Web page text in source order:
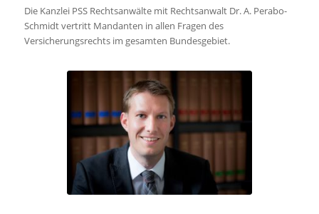
Die Kanzlei PSS Rechtsanwälte mit Rechtsanwalt Dr. A. Perabo-
Schmidt vertritt Mandanten in allen Fragen des
Versicherungsrechts im gesamten Bundesgebiet.
Rechtsanwalt Dr. A.
Perabo-Schmidt